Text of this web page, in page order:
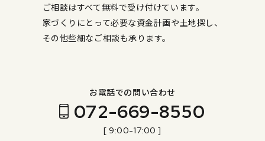
ご相談はすべて無料で受け付けています。
家づくりにとって必要な資金計画や土地探し、
その他些細なご相談も承ります。
お電話での問い合わせ
072-669-8550
[ 9:00-17:00 ]